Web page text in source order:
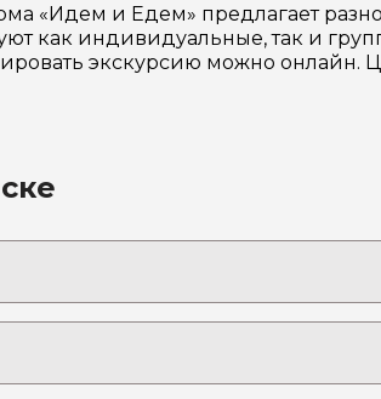
«Идем и Едем» предлагает
как индивидуальные, так и
экскурсию можно